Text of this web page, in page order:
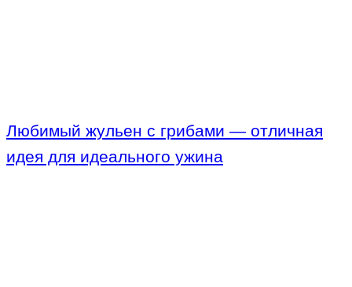
Любимый жульен с грибами — отличная
идея для идеального ужина